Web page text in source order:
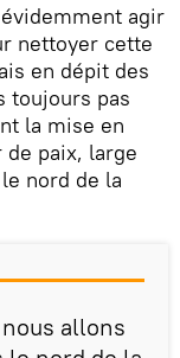
agir
nettoyer cette
en dépit des
toujours pas
la mise en
de paix, large
nord de la
allons